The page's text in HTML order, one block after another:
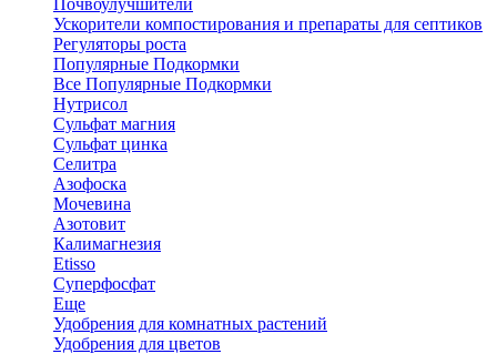
Почвоулучшители
Ускорители компостирования и препараты для септиков
Регуляторы роста
Популярные Подкормки
Все Популярные Подкормки
Нутрисол
Сульфат магния
Сульфат цинка
Селитра
Азофоска
Мочевина
Азотовит
Калимагнезия
Etisso
Суперфосфат
Еще
Удобрения для комнатных растений
Удобрения для цветов